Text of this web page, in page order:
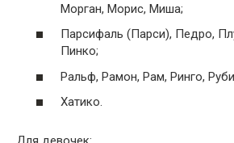
Морган, Морис, Миша;
Парсифаль (Парси), Педро,
Пинко;
Ральф, Рамон, Рам, Ринго,
Хатико.